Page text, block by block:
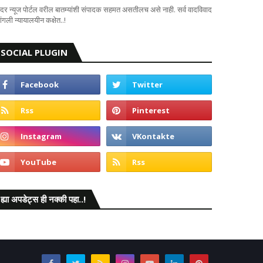
न्यूज पोर्टल वरील बातम्यांशी संपादक सहमत असतीलच असे नाही. सर्व वादविवाद
न्यायालयीन कक्षेत..!
SOCIAL PLUGIN
ह्या अपडेट्स ही नक्की पहा..!